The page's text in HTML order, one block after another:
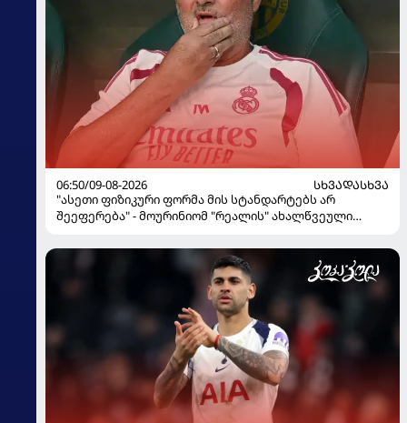
06:50/09-08-2026
ᲡᲮᲕᲐᲓᲐᲡᲮᲕᲐ
"ასეთი ფიზიკური ფორმა მის სტანდარტებს არ
შეეფერება" - მოურინიომ "რეალის" ახალწვეული